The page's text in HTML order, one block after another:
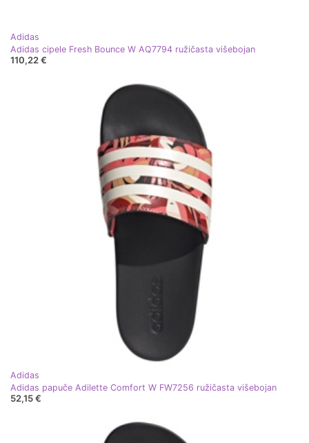
Adidas
Adidas cipele Fresh Bounce W AQ7794 ružičasta višebojan
110,22 €
Adidas
Adidas papuče Adilette Comfort W FW7256 ružičasta višebojan
52,15 €